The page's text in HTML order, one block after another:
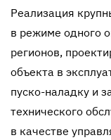
Реализация
в режиме одного
регионов,
объекта в
пуско-наладку и
технического
в качестве